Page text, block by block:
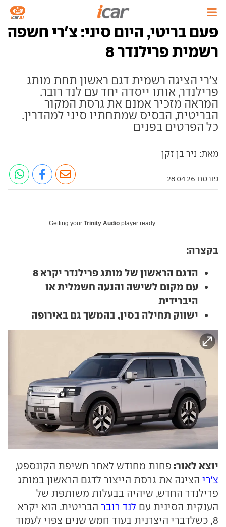
פעם בריטי, היום סיני: צ'רי חשפה
רשמית פרילנדר 8
צ'רי הציגה רשמית דגם ראשון תחת מותג
פרילנדר, אותו ייסדה יחד עם לנד רובר.
המראה מזכיר אמנם את גרסת המקור
הבריטית, הבסיס שמתחתיו סיני למהדרין.
כל הפרטים בפנים
מאת: ניר בן זקן
פורסם 28.04.26
Getting your Trinity Audio player ready...
בקצרה:
הדגם הראשון של מותג פרילנדר יקרא 8
עם מקום לשישה והנעה חשמלית או
היברידית
ישווק תחילה בסין, בהמשך גם באירופה
יוצא לאור: פחות מחודש לאחר חשיפת הקונספט,
צ'רי הציגה את גרסת הייצור לדגם הראשון במותג
פרילנדר החדש, שיהיה בבעלות משותפת של
הענקית הסינית עם לנד רובר הבריטית. הוא יקרא
8, כשלדברי היצרנית בעוד חמש שנים צפוי לעמוד